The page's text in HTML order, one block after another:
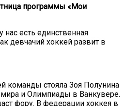
программы «Мои
есть единственная
девчачий хоккей развит в
команды стояла Зоя Полунина
мира и Олимпиады в Ванкувере.
фору. В федерации хоккея в